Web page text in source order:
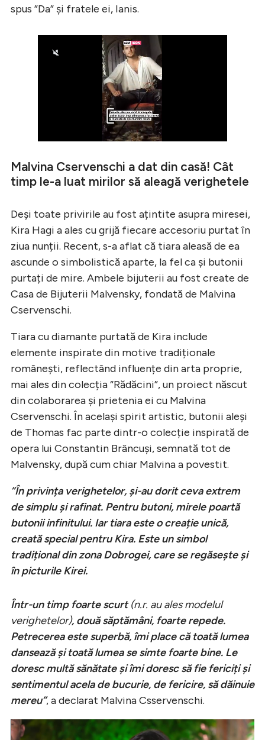
spus ”Da” și fratele ei, Ianis.
Malvina Cservenschi a dat din casă! Cât
timp le-a luat mirilor să aleagă verighetele
Deși toate privirile au fost ațintite asupra miresei,
Kira Hagi a ales cu grijă fiecare accesoriu purtat în
ziua nunții. Recent, s-a aflat că tiara aleasă de ea
ascunde o simbolistică aparte, la fel ca și butonii
purtați de mire. Ambele bijuterii au fost create de
Casa de Bijuterii Malvensky, fondată de Malvina
Cservenschi.
Tiara cu diamante purtată de Kira include
elemente inspirate din motive tradiționale
românești, reflectând influențe din arta proprie,
mai ales din colecția “Rădăcini”, un proiect născut
din colaborarea și prietenia ei cu Malvina
Cservenschi. În același spirit artistic, butonii aleși
de Thomas fac parte dintr-o colecție inspirată de
opera lui Constantin Brâncuși, semnată tot de
Malvensky, după cum chiar Malvina a povestit.
”În privința verighetelor, și-au dorit ceva extrem
de simplu și rafinat. Pentru butoni, mirele poartă
butonii infinitului. Iar tiara este o creație unică,
creată special pentru Kira. Este un simbol
tradițional din zona Dobrogei, care se regăsește și
în picturile Kirei.
Într-un timp foarte scurt(n.r. au ales modelul
verighetelor), două săptămâni, foarte repede.
Petrecerea este superbă, îmi place că toată lumea
dansează și toată lumea se simte foarte bine. Le
doresc multă sănătate și îmi doresc să fie fericiți și
sentimentul acela de bucurie, de fericire, să dăinuie
mereu”, a declarat Malvina Csservenschi.